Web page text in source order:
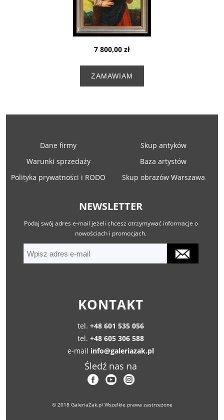
7 800,00 zł
ZAMAWIAM
Dane firmy
Warunki sprzedaży
Polityka prywatności i RODO
Skup antyków
Baza artystów
Skup obrazów Warszawa
NEWSLETTER
Podaj swój adres e-mail jeżeli chcesz otrzymywać informacje o
nowościach i promocjach.
KONTAKT
tel.+48 601 535 056
tel.+48 605 306 588
e-mail info@galeriazak.pl
Śledź nas na
© 2018 GaleriaŻak.pl Wszelkie prawa zastrzeżone